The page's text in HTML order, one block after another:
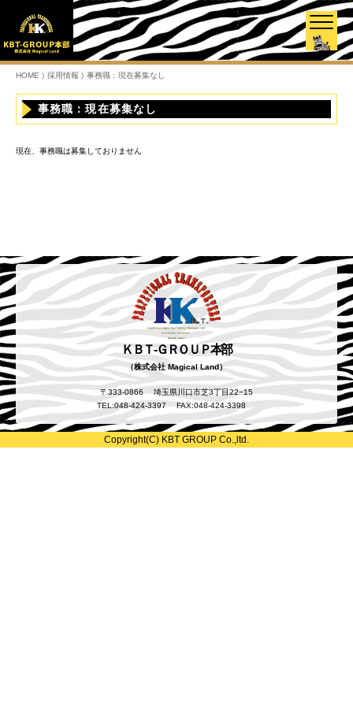
HOME 採用情報 事務職：現在募集なし
事務職：現在募集なし
現在、事務職は募集しておりません
ＫＢＴ-ＧＲＯＵＰ本部
（株式会社 Magical Land）
〒333-0866
埼玉県川口市芝3丁目22−15
TEL:048-424-3397
FAX:048-424-3398
Copyright(C) KBT GROUP Co.,ltd.